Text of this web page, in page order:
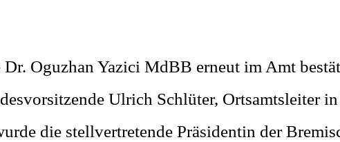
Oguzhan Yazici MdBB erneut im Amt
Ulrich Schlüter, Ortsamtsleiter
die stellvertretende Präsidentin der